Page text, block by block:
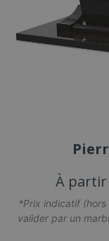
À partir
*Prix indicatif (hors
valider par un